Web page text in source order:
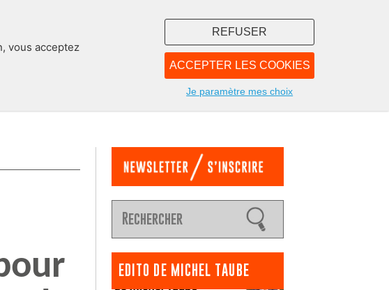
vous acceptez
ACCEPTER LES COOKIES
REFUSER
Je paramètre mes choix
NOUS
EDITO DE MICHEL TAUBE